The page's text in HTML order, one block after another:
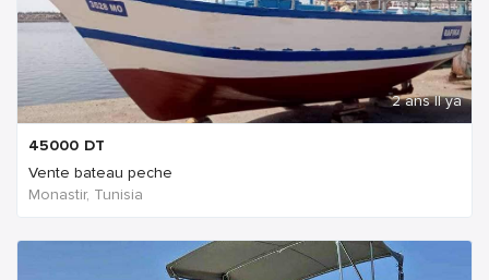
2 ans Il ya
45000 DT
Vente bateau peche
Monastir, Tunisia